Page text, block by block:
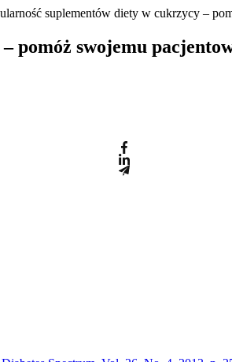
suplementów diety w cukrzycy –
pomóż swojemu